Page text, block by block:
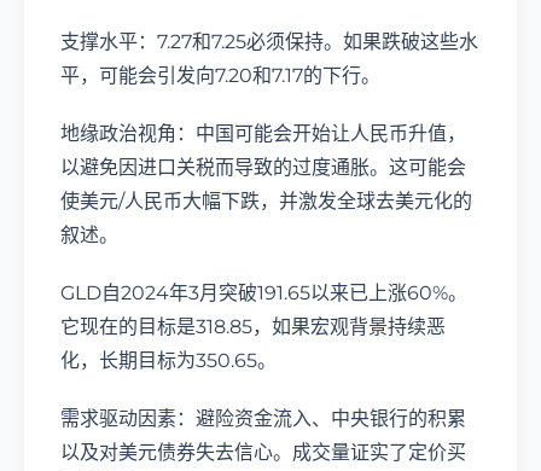
支撑水平：7.27和7.25必须保持。如果跌破这些水
平，可能会引发向7.20和7.17的下行。
地缘政治视角：中国可能会开始让人民币升值，
以避免因进口关税而导致的过度通胀。这可能会
使美元/人民币大幅下跌，并激发全球去美元化的
叙述。
GLD自2024年3月突破191.65以来已上涨60%。
它现在的目标是318.85，如果宏观背景持续恶
化，长期目标为350.65。
需求驱动因素：避险资金流入、中央银行的积累
以及对美元债券失去信心。成交量证实了定价买